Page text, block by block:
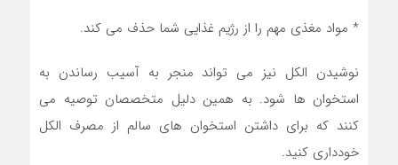
* مواد مغذی مهم را از رژیم غذایی شما حذف می کند.
نوشیدن الکل نیز می تواند منجر به آسیب رساندن به
استخوان ها شود. به همین دلیل متخصصان توصیه می
کنند که برای داشتن استخوان های سالم از مصرف الکل
خودداری کنید.